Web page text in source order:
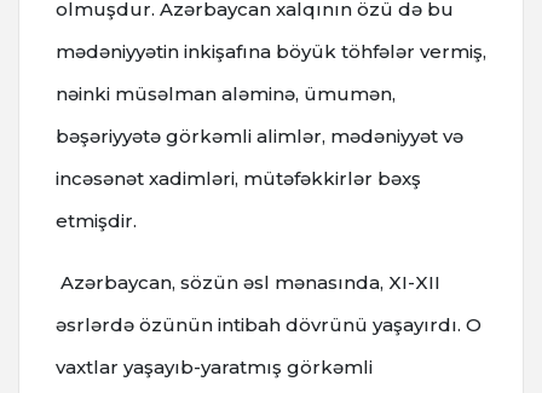
olmuşdur. Azərbaycan xalqının özü də bu
mədəniyyətin inkişafına böyük töhfələr vermiş,
nəinki müsəlman aləminə, ümumən,
bəşəriyyətə görkəmli alimlər, mədəniyyət və
incəsənət xadimləri, mütəfəkkirlər bəxş
etmişdir.
Azərbaycan, sözün əsl mənasında, XI-XII
əsrlərdə özünün intibah dövrünü yaşayırdı. O
vaxtlar yaşayıb-yaratmış görkəmli